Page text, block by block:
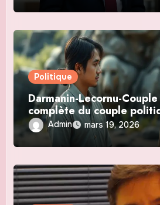
Politique
Darmanin-Lecornu-
complète du couple
Admin mars 19, 2026